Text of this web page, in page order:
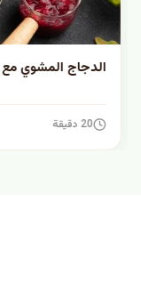
الدجاج المشوي مع
20 دقيقة